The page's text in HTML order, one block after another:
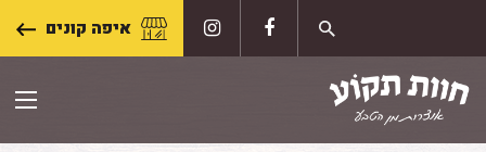
content
איפה קונים